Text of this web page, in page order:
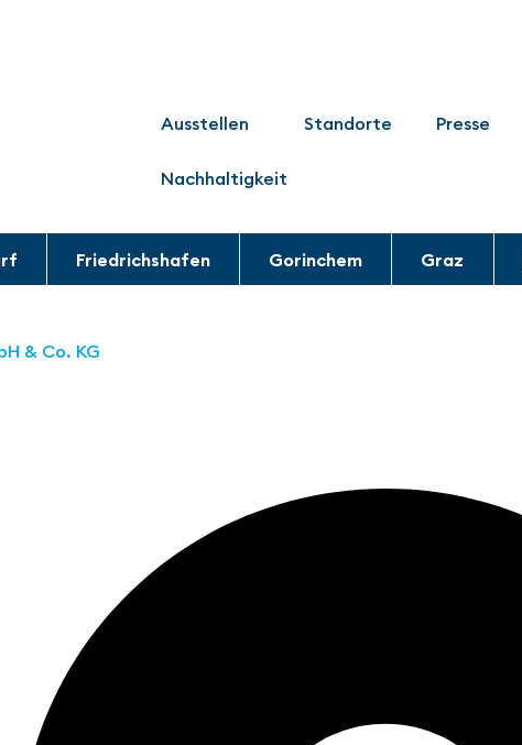
Ausstellen Standorte Presse
Nachhaltigkeit
Friedrichshafen Gorinchem Graz
& Co. KG